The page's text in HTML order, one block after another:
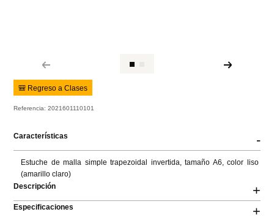
🎒 Regreso a Clases
Referencia:2021601110101
Características -
Estuche de malla simple trapezoidal invertida, tamaño A6, color liso
(amarillo claro)
Descripción
+
Especificaciones +